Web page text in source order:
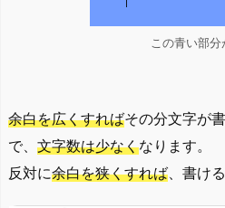
この青い部分
余白を広くすればその分文字が
で、 文字数は少なくなります。
反対に余白を狭くすれば、書ける